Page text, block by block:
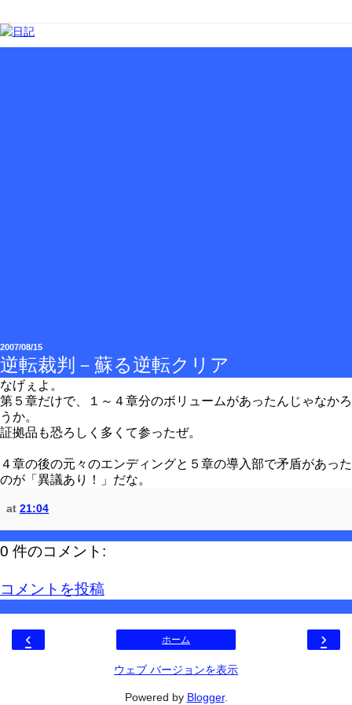
2007/08/15
逆転裁判－蘇る逆転クリア
なげぇよ。
第５章だけで、１～４章分のボリュームがあったんじゃなかろ
うか。
証拠品も恐ろしく多くて参ったぜ。
４章の後の元々のエンディングと５章の導入部で矛盾があった
のが「異議あり！」だな。
at 21:04
0 件のコメント:
コメントを投稿
‹ ›
ホーム
ウェブ バージョンを表示
Powered by Blogger.